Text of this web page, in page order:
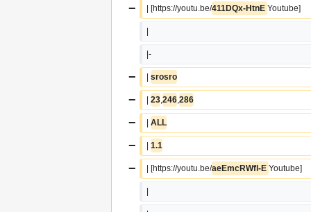
− | [https://youtu.be/411DQx-HtnE Youtube]
|
|-
− | srosro
− | 23 ,246 ,286
− | ALL
− | 1.1
− | [https://youtu.be/aeEmcRWfl-E Youtube]
|